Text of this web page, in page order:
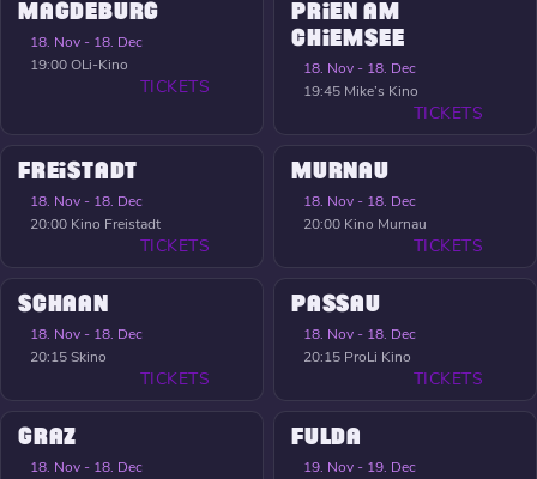
MAGDEBURG
18. Nov - 18. Dec
19:00OLi-Kino
TICKETS
PRIEN AM
CHIEMSEE
18. Nov - 18. Dec
19:45 Mike’s Kino
TICKETS
FREISTADT
18. Nov - 18. Dec
20:00 Kino Freistadt
TICKETS
MURNAU
18. Nov - 18. Dec
20:00 Kino Murnau
TICKETS
SCHAAN
18. Nov - 18. Dec
20:15Skino
TICKETS
PASSAU
18. Nov - 18. Dec
20:15 ProLi Kino
TICKETS
GRAZ
18. Nov - 18. Dec
FULDA
19. Nov - 19. Dec